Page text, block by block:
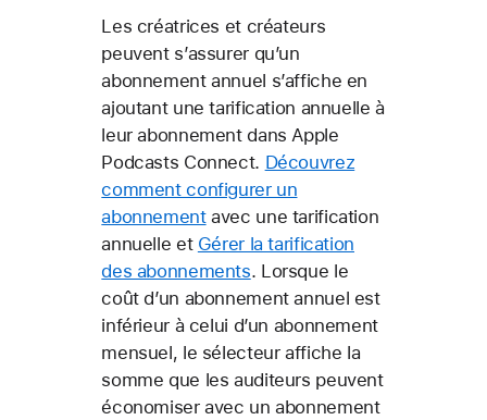
Les créatrices et créateurs
peuvent s’assurer qu’un
abonnement annuel s’affiche en
ajoutant une tarification annuelle à
leur abonnement dans Apple
Podcasts Connect. Découvrez
comment configurer un
abonnementavec une tarification
annuelle et Gérer la tarification
des abonnements. Lorsque le
coût d’un abonnement annuel est
inférieur à celui d’un abonnement
mensuel, le sélecteur affiche la
somme que les auditeurs peuvent
économiser avec un abonnement